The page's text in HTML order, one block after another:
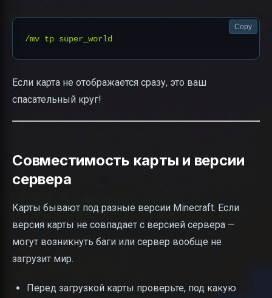
Copy
Если карта не отображается сразу, это ваш
спасательный круг!
Совместимость карты и версии
сервера
Карты бывают под разные версии Minecraft. Если
версия карты не совпадает с версией сервера —
могут возникнуть баги или сервер вообще не
загрузит мир.
Перед загрузкой карты проверьте, под какую